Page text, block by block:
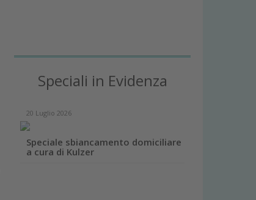
Speciali in Evidenza
20 Luglio 2026
Speciale sbiancamento domiciliare
a cura di Kulzer